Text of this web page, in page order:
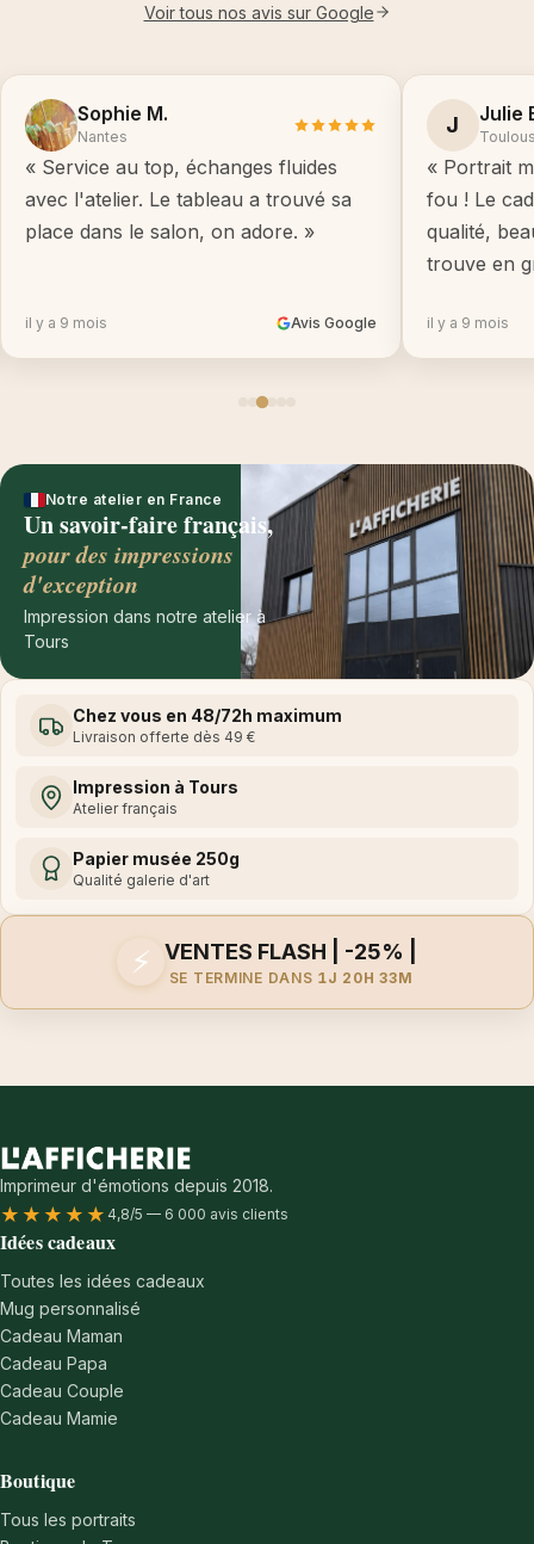
Voir tous nos avis sur Google
Sophie M.
Nantes
« Service au top, échanges fluides
avec l'atelier. Le tableau a trouvé sa
place dans le salon, on adore. »
il y a 9 mois Avis Google
J Julie
« Portrait
fou ! Le
qualité,
trouve en
il y a 9 mois
Notre atelier en France
Un savoir-faire français,
pour des impressions
d'exception
Impression dans notre atelier à
Tours
Chez vous en 48/72h maximum
Livraison offerte dès 49 €
Impression à Tours
Atelier français
Papier musée 250g
Qualité galerie d'art
⚡ VENTES FLASH | -25% |
SE TERMINE DANS 1J 20H 33M
Imprimeur d'émotions depuis 2018.
★★★★★ 4,8/5 — 6 000 avis clients
Idées cadeaux
Toutes les idées cadeaux
Mug personnalisé
Cadeau Maman
Cadeau Papa
Cadeau Couple
Cadeau Mamie
Boutique
Tous les portraits